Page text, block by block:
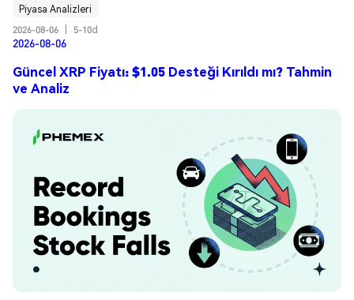
Piyasa Analizleri
2026-08-06
5-10d
2026-08-06
Güncel XRP Fiyatı: $1.05 Desteği Kırıldı mı? Tahmin
ve Analiz